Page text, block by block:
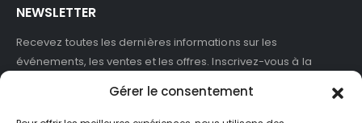
Gérer le consentement
NEWSLETTER
Recevez toutes les dernières informations sur les
événements, les ventes et les offres. Inscrivez-vous à la